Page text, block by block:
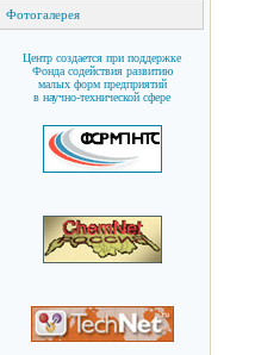
Фотогалерея
Центр создается при поддержке
Фонда содействия развитию
малых форм предприятий
в научно-технической сфере